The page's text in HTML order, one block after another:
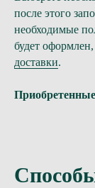
после этого
необходимые
будет
доставки.